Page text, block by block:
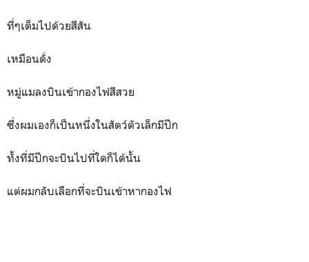
ที่ๆเต็มไปด้วยสีสัน
เหมือนดั่ง
หมู่แมลงบินเข้ากองไฟสีสวย
ซึ่งผมเองก็เป็นหนึ่งในสัตว์ตัวเล็กมีปีก
ทั้งที่มีปีกจะบินไปที่ใดก็ได้นั้น
แต่ผมกลับเลือกที่จะบินเข้าหากองไฟ